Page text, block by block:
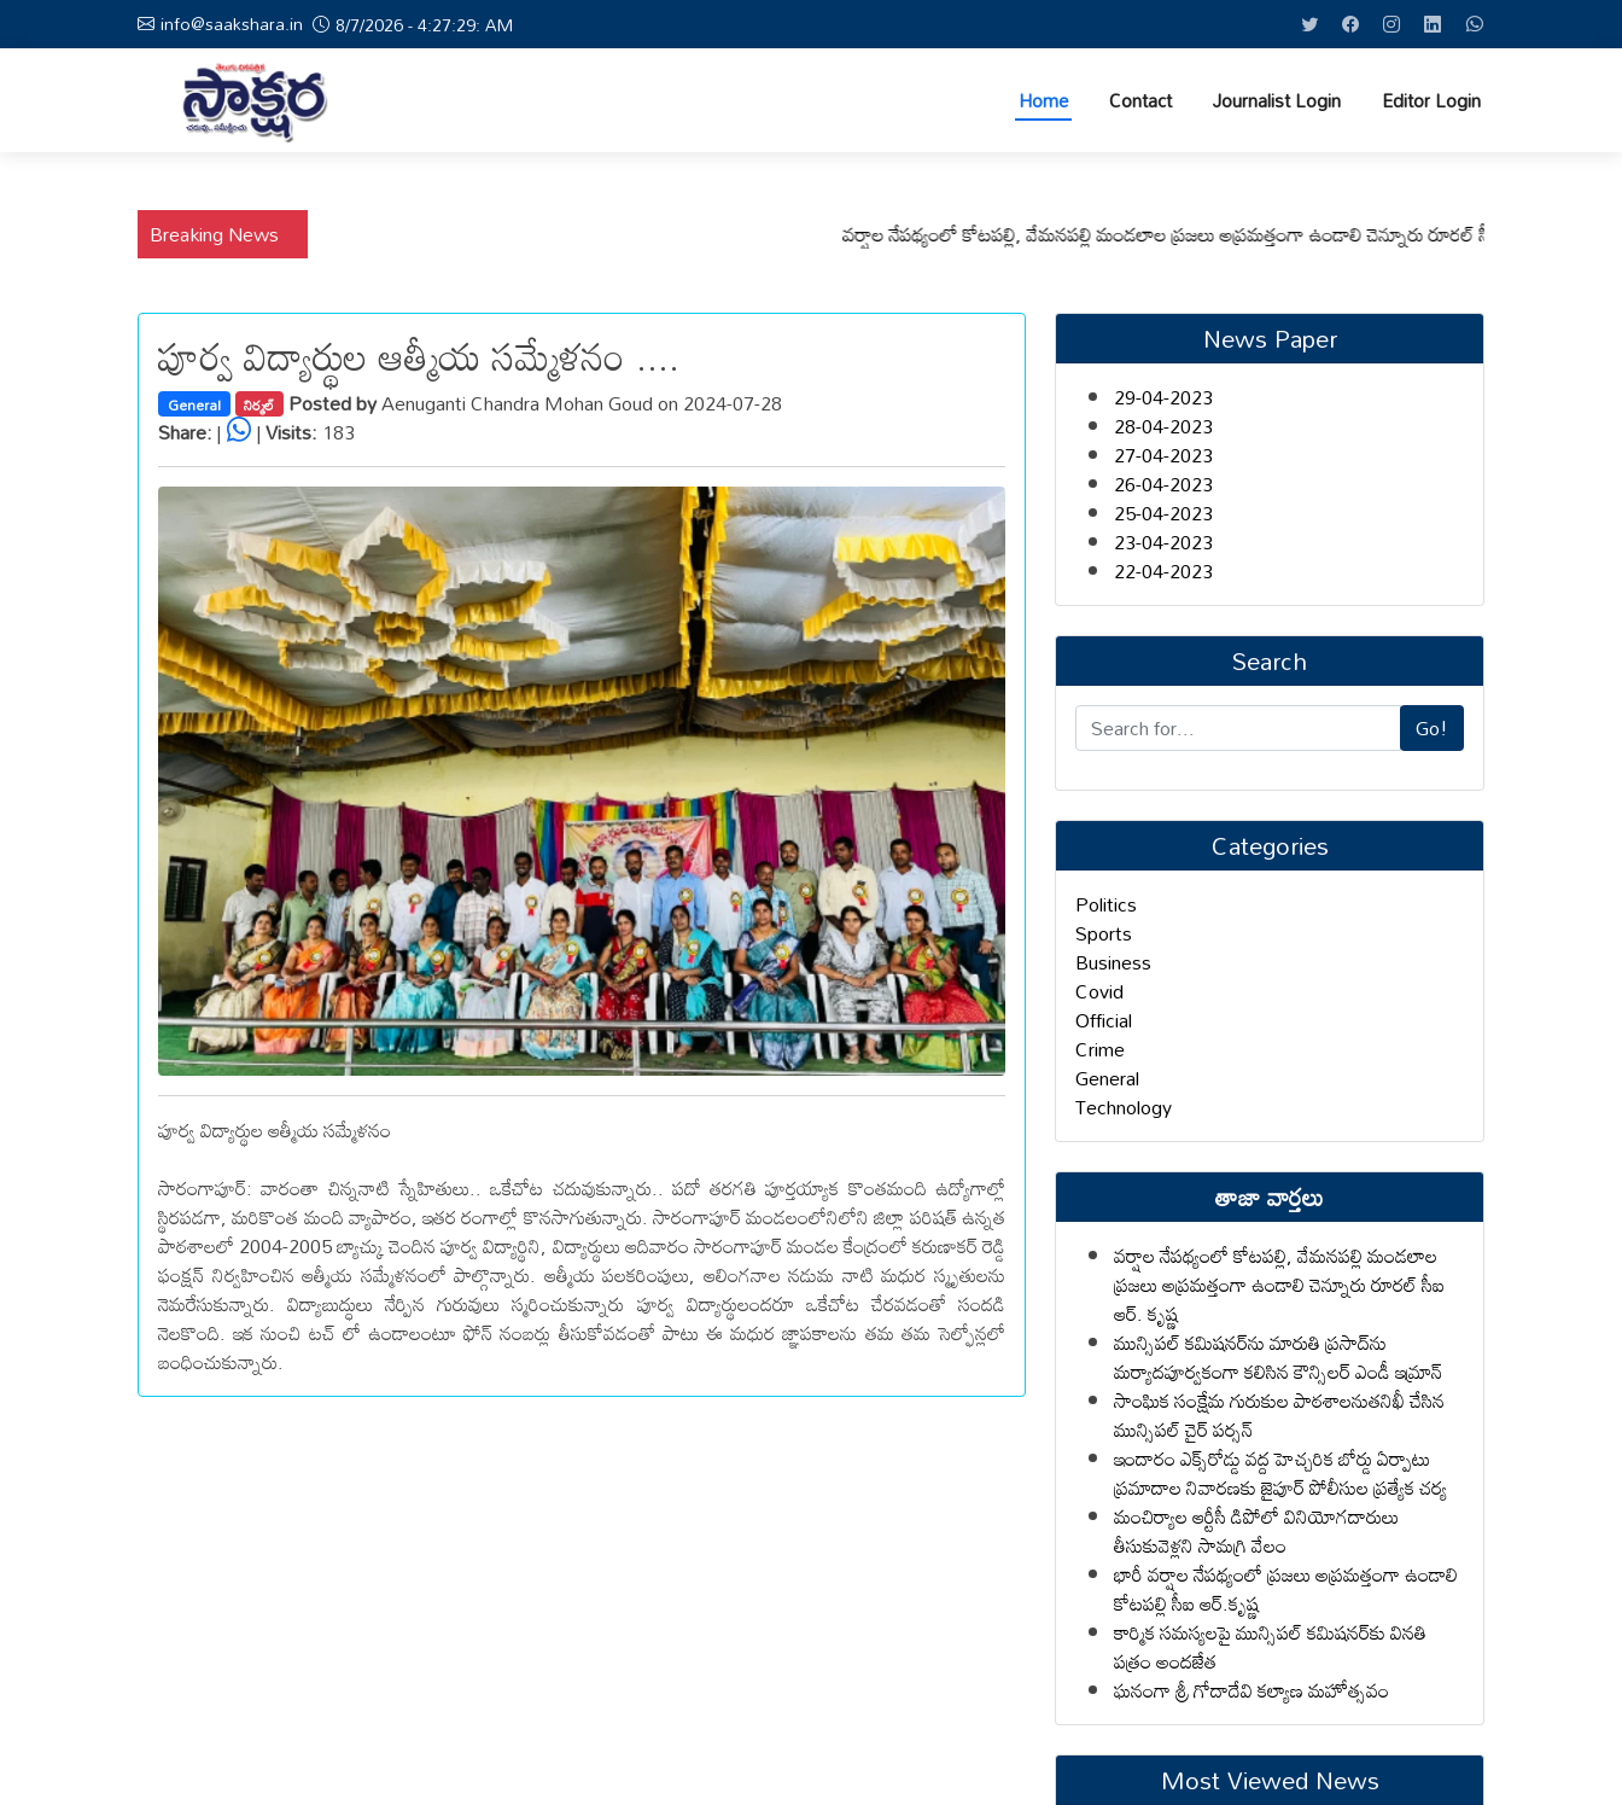
info@saakshara.in 8/7/2026 - 4:27:30: AM
Home Contact Journalist Login Editor Login
Breaking News వర్షాల నేపథ్యంలో కోటపల్లి, వేమనపల్లి మండలాల ప్రజలు అప్రమత్తంగా ఉండాలి చెన్నూరు రూరల్ సీఐ ఆర్. కృష్ణ
పూర్వ విద్యార్థుల ఆత్మీయ సమ్మేళనం ....
General నిర్మల్ Posted byAenuganti Chandra Mohan Goud on 2024-07-28
Share:| |Visits: 183
పూర్వ విద్యార్థుల ఆత్మీయ సమ్మేళనం
సారంగాపూర్: వారంతా చిన్ననాటి స్నేహితులు.. ఒకేచోట చదువుకున్నారు.. పదో తరగతి పూర్తయ్యాక కొంతమంది ఉద్యోగాల్లో
స్థిరపడగా, మరికొంత మంది వ్యాపారం, ఇతర రంగాల్లో కొనసాగుతున్నారు. సారంగాపూర్ మండలంలోనిలోని జిల్లా పరిషత్ ఉన్నత
పాఠశాలలో 2004-2005 బ్యాచ్కు చెందిన పూర్వ విద్యార్థిని, విద్యార్థులు ఆదివారం సారంగాపూర్ మండల కేంద్రంలో కరుణాకర్ రెడ్డి
ఫంక్షన్ నిర్వహించిన ఆత్మీయ సమ్మేళనంలో పాల్గొన్నారు. ఆత్మీయ పలకరింపులు, ఆలింగనాల నడుమ నాటి మధుర స్మృతులను
నెమరేసుకున్నారు. విద్యాబుద్ధులు నేర్పిన గురువులు స్మరించుకున్నారు పూర్వ విద్యార్థులందరూ ఒకేచోట చేరవడంతో సందడి
నెలకొంది. ఇక నుంచి టచ్ లో ఉండాలంటూ ఫోన్ నంబర్లు తీసుకోవడంతో పాటు ఈ మధుర జ్ఞాపకాలను తమ తమ సెల్ఫోన్లలో
బంధించుకున్నారు.
News Paper
29-04-2023
28-04-2023
27-04-2023
26-04-2023
25-04-2023
23-04-2023
22-04-2023
Search
Go!
Categories
Politics
Sports
Business
Covid
Official
Crime
General
Technology
తాజా వార్తలు
వర్షాల నేపథ్యంలో కోటపల్లి, వేమనపల్లి మండలాల
ప్రజలు అప్రమత్తంగా ఉండాలి చెన్నూరు రూరల్ సీఐ
ఆర్. కృష్ణ
మున్సిపల్ కమిషనర్‌ను మారుతి ప్రసాద్‌ను
మర్యాదపూర్వకంగా కలిసిన కౌన్సిలర్ ఎండీ ఇమ్రాన్ ​
సాంఘిక సంక్షేమ గురుకుల పాఠశాలనుతనిఖీ చేసిన
మున్సిపల్ చైర్ పర్సన్
ఇందారం ఎక్స్‌రోడ్డు వద్ద హెచ్చరిక బోర్డు ఏర్పాటు
ప్రమాదాల నివారణకు జైపూర్ పోలీసుల ప్రత్యేక చర్య
మంచిర్యాల ఆర్టీసీ డిపోలో వినియోగదారులు
తీసుకువెళ్లని సామగ్రి వేలం
భారీ వర్షాల నేపథ్యంలో ప్రజలు అప్రమత్తంగా ఉండాలి
కోటపల్లి సీఐ ఆర్.కృష్ణ
కార్మిక సమస్యలపై మున్సిపల్ కమిషనర్‌కు వినతి
పత్రం అందజేత
ఘనంగా శ్రీ గోదాదేవి కల్యాణ మహోత్సవం
Most Viewed News